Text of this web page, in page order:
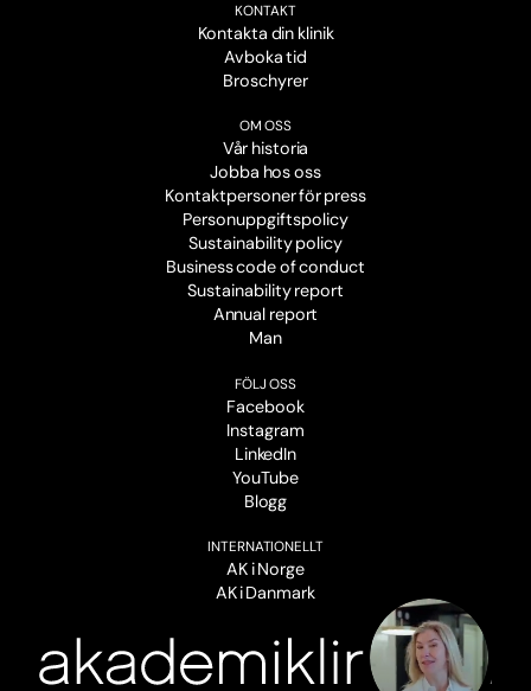
KONTAKT
Kontakta din klinik
Avboka tid
Broschyrer
OM OSS
Vår historia
Jobba hos oss
Kontaktpersoner för press
Personuppgiftspolicy
Sustainability policy
Business code of conduct
Sustainability report
Annual report
Man
FÖLJ OSS
Facebook
Instagram
LinkedIn
YouTube
Blogg
INTERNATIONELLT
AK i Norge
AK i Danmark